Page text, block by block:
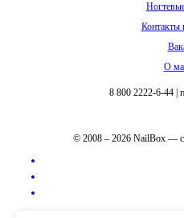
Контакты
О
8 800 2222-6-44
© 2008 – 2026 NailBox —